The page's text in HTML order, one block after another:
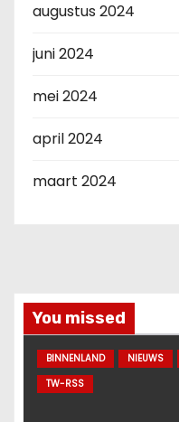
augustus 2024
juni 2024
mei 2024
april 2024
maart 2024
You missed
BINNENLAND NIEUWS
TW-RSS